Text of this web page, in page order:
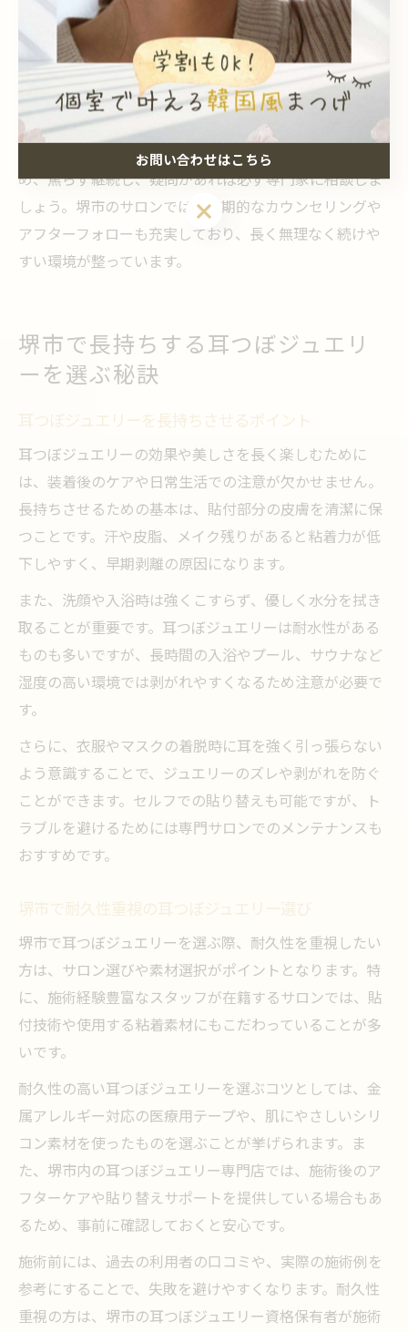
エリーだけに頼りすぎず、生活習慣全体を見直すこと
で、より健康的なダイエットにつながります。サロンで
は、正しいツボの選び方や装着期間のアドバイスも受け
られるため、初心者でも安心して取り組めます。
一方、過度な期待や無理なダイエットは体調を崩すリス
クがあるため注意が必要です。効果には個人差があるた
め、焦らず継続し、疑問があれば必ず専門家に相談しま
しょう。堺市のサロンでは、定期的なカウンセリングや
アフターフォローも充実しており、長く無理なく続けや
すい環境が整っています。
堺市で長持ちする耳つぼジュエリ
ーを選ぶ秘訣
耳つぼジュエリーを長持ちさせるポイント
耳つぼジュエリーの効果や美しさを長く楽しむために
は、装着後のケアや日常生活での注意が欠かせません。
長持ちさせるための基本は、貼付部分の皮膚を清潔に保
つことです。汗や皮脂、メイク残りがあると粘着力が低
下しやすく、早期剥離の原因になります。
また、洗顔や入浴時は強くこすらず、優しく水分を拭き
取ることが重要です。耳つぼジュエリーは耐水性がある
ものも多いですが、長時間の入浴やプール、サウナなど
湿度の高い環境では剥がれやすくなるため注意が必要で
す。
さらに、衣服やマスクの着脱時に耳を強く引っ張らない
よう意識することで、ジュエリーのズレや剥がれを防ぐ
ことができます。セルフでの貼り替えも可能ですが、ト
ラブルを避けるためには専門サロンでのメンテナンスも
おすすめです。
堺市で耐久性重視の耳つぼジュエリー選び
堺市で耳つぼジュエリーを選ぶ際、耐久性を重視したい
方は、サロン選びや素材選択がポイントとなります。特
に、施術経験豊富なスタッフが在籍するサロンでは、貼
付技術や使用する粘着素材にもこだわっていることが多
いです。
耐久性の高い耳つぼジュエリーを選ぶコツとしては、金
属アレルギー対応の医療用テープや、肌にやさしいシリ
コン素材を使ったものを選ぶことが挙げられます。ま
た、堺市内の耳つぼジュエリー専門店では、施術後のア
フターケアや貼り替えサポートを提供している場合もあ
るため、事前に確認しておくと安心です。
施術前には、過去の利用者の口コミや、実際の施術例を
参考にすることで、失敗を避けやすくなります。耐久性
重視の方は、堺市の耳つぼジュエリー資格保有者が施術
お問い合わせはこちら
お問い合わせはこちら